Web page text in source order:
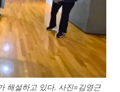
해설하고 있다. 사진=김영근